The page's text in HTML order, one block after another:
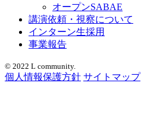
オープンSABAE
講演依頼・視察について
インターン生採用
事業報告
© 2022 L community.
個人情報保護方針 サイトマップ